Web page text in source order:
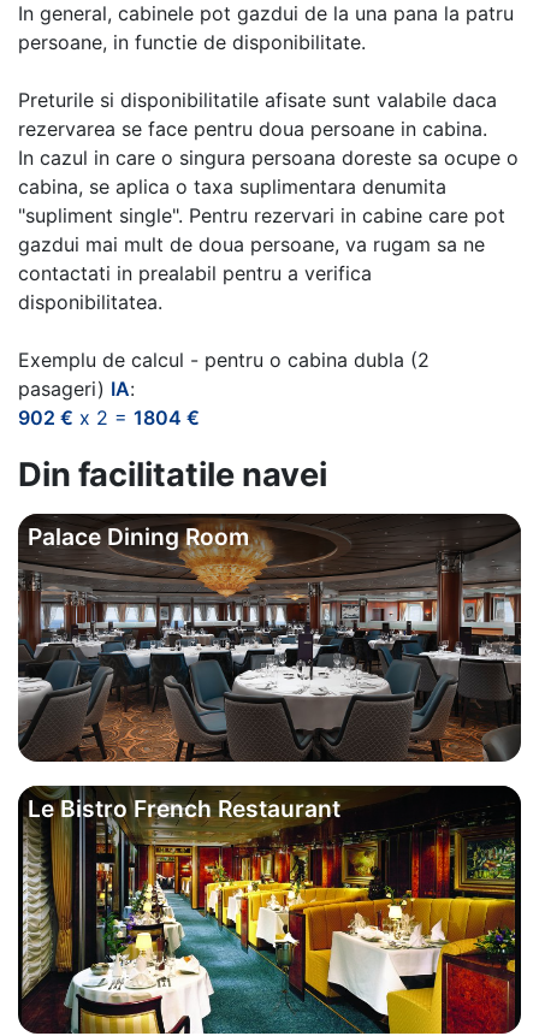
In general, cabinele pot gazdui de la una pana la patru
persoane, in functie de disponibilitate.
Preturile si disponibilitatile afisate sunt valabile daca
rezervarea se face pentru doua persoane in cabina.
In cazul in care o singura persoana doreste sa ocupe o
cabina, se aplica o taxa suplimentara denumita
"supliment single". Pentru rezervari in cabine care pot
gazdui mai mult de doua persoane, va rugam sa ne
contactati in prealabil pentru a verifica
disponibilitatea.
Exemplu de calcul - pentru o cabina dubla (2
pasageri) IA:
902 € x 2 = 1804 €
Din facilitatile navei
Palace Dining Room
Le Bistro French Restaurant